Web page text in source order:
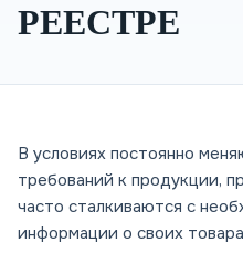
РЕЕСТРЕ
В условиях постоянно
требований к продукции,
часто сталкиваются с
информации о своих